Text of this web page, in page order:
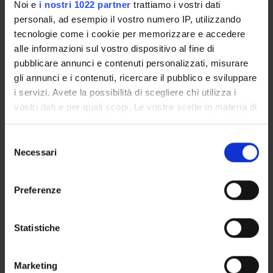
Noi e i nostri 1022 partner trattiamo i vostri dati
personali, ad esempio il vostro numero IP, utilizzando
tecnologie come i cookie per memorizzare e accedere
alle informazioni sul vostro dispositivo al fine di
pubblicare annunci e contenuti personalizzati, misurare
gli annunci e i contenuti, ricercare il pubblico e sviluppare
i servizi. Avete la possibilità di scegliere chi utilizza i
vostri dati e per quali scopi. Le vostre scelte in materia di
privacy sono applicabili solo su questa proprietà digitale
modificare o revocare il proprio consenso in qualsiasi
momento dalla Dichiarazione sui cookie o facendo clic
raccogliere informazioni sulla tua posizione
geografica, con un'approssimazione di qualche
Identificare il tuo dispositivo, scansionandolo
delNecessari
Preferenze
Statistiche
Marketing
Bernardo Dalla Bernardina
Mario Pezzotti
Professore ordinario
SEZIONI
Sezione di Neuropsichiatria infantile
ATTIVITÀ
DOTTORATI DI RICERCA